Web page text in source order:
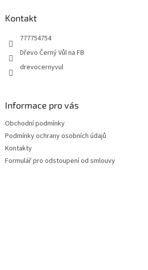
Kontakt
777754754
Dřevo Černý Vůl na FB
drevocernyvul
Informace pro vás
Obchodní podmínky
Podmínky ochrany osobních údajů
Kontakty
Formulář pro odstoupení od smlouvy